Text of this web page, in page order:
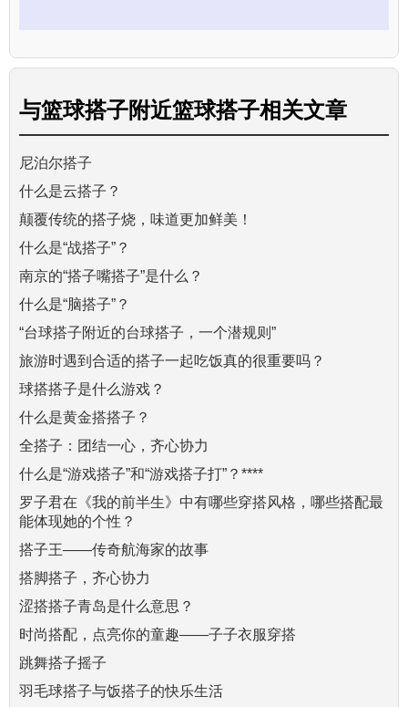
与篮球搭子附近篮球搭子相关文章
尼泊尔搭子
什么是云搭子？
颠覆传统的搭子烧，味道更加鲜美！
什么是“战搭子”？
南京的“搭子嘴搭子”是什么？
什么是“脑搭子”？
“台球搭子附近的台球搭子，一个潜规则”
旅游时遇到合适的搭子一起吃饭真的很重要吗？
球搭搭子是什么游戏？
什么是黄金搭搭子？
全搭子：团结一心，齐心协力
什么是“游戏搭子”和“游戏搭子打”？****
罗子君在《我的前半生》中有哪些穿搭风格，哪些搭配最
能体现她的个性？
搭子王——传奇航海家的故事
搭脚搭子，齐心协力
涩搭搭子青岛是什么意思？
时尚搭配，点亮你的童趣——子子衣服穿搭
跳舞搭子摇子
羽毛球搭子与饭搭子的快乐生活